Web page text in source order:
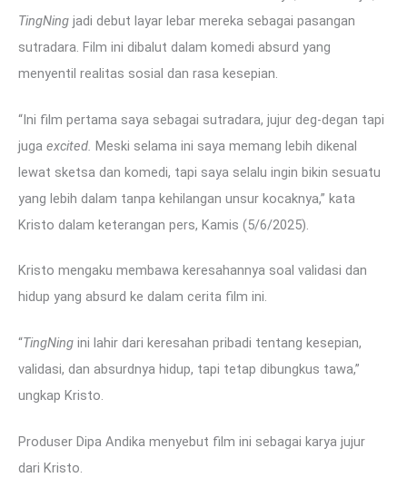
TingNing jadi debut layar lebar mereka sebagai pasangan
sutradara. Film ini dibalut dalam komedi absurd yang
menyentil realitas sosial dan rasa kesepian.
“Ini film pertama saya sebagai sutradara, jujur deg-degan tapi
juga excited. Meski selama ini saya memang lebih dikenal
lewat sketsa dan komedi, tapi saya selalu ingin bikin sesuatu
yang lebih dalam tanpa kehilangan unsur kocaknya,” kata
Kristo dalam keterangan pers, Kamis (5/6/2025).
Kristo mengaku membawa keresahannya soal validasi dan
hidup yang absurd ke dalam cerita film ini.
“TingNing ini lahir dari keresahan pribadi tentang kesepian,
validasi, dan absurdnya hidup, tapi tetap dibungkus tawa,”
ungkap Kristo.
Produser Dipa Andika menyebut film ini sebagai karya jujur
dari Kristo.